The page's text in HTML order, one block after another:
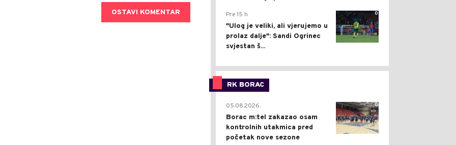
OSTAVI KOMENTAR 0
Pre 15 h
"Ulog je veliki, ali vjerujemo u
prolaz dalje": Sandi Ogrinec
svjestan š...
RK BORAC
0
05.08.2026.
Borac m:tel zakazao osam
kontrolnih utakmica pred
početak nove sezone